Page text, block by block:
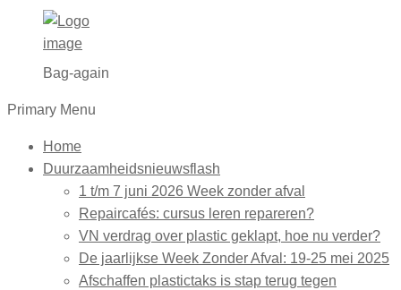
Bag-again
Primary Menu
Home
Duurzaamheidsnieuwsflash
1 t/m 7 juni 2026 Week zonder afval
Repaircafés: cursus leren repareren?
VN verdrag over plastic geklapt, hoe nu verder?
De jaarlijkse Week Zonder Afval: 19-25 mei 2025
Afschaffen plastictaks is stap terug tegen